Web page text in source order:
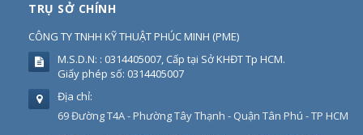
TRỤ SỞ CHÍNH
CÔNG TY TNHH KỸ THUẬT PHÚC MINH (PME)
M.S.D.N: : 0314405007, Cấp tại Sở KHĐT Tp HCM.
Giấy phép số: 0314405007
Địa chỉ:
69 Đường T4A - Phường Tây Thạnh - Quận Tân Phú - TP HCM